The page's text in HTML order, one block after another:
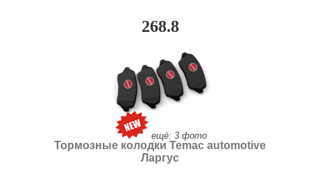
268.8
ещё: 3 фото
Тормозные колодки Temac automotive
Ларгус